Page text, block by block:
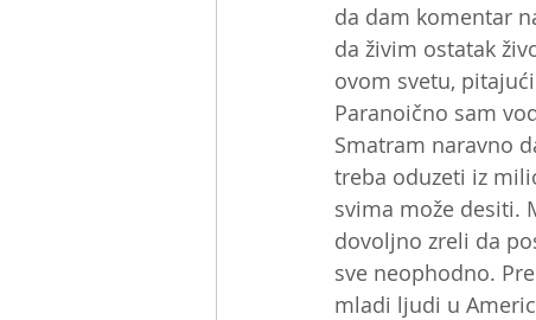
da dam komentar
da živim ostatak
ovom svetu,
Paranoično sam
Smatram naravno
treba oduzeti iz
svima može desiti.
dovoljno zreli da
sve neophodno.
mladi ljudi u